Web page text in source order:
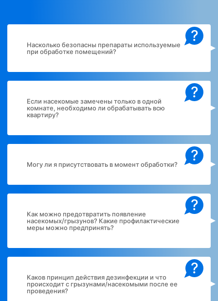
?
Насколько безопасны препараты используемые
при обработке помещений?
?
Если насекомые замечены только в одной
комнате, необходимо ли обрабатывать всю
квартиру?
?
Могу ли я присутствовать в момент обработки?
?
Как можно предотвратить появление
насекомых/грызунов? Какие профилактические
меры можно предпринять?
?
Каков принцип действия дезинфекции и что
происходит с грызунами/насекомыми после ее
проведения?